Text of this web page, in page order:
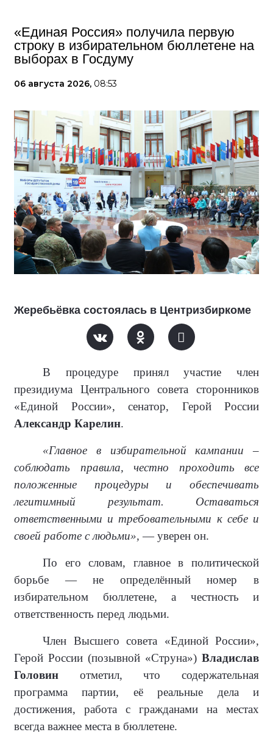
«Единая Россия» получила первую
строку в избирательном бюллетене на
выборах в Госдуму
06 августа 2026, 08:53
Жеребьёвка состоялась в Центризбиркоме
В процедуре принял участие член
президиума Центрального совета сторонников
«Единой России», сенатор, Герой России
Александр Карелин.
«Главное в избирательной кампании –
соблюдать правила, честно проходить все
положенные процедуры и обеспечивать
легитимный результат. Оставаться
ответственными и требовательными к себе и
своей работе с людьми», — уверен он.
По его словам, главное в политической
борьбе — не определённый номер в
избирательном бюллетене, а честность и
ответственность перед людьми.
Член Высшего совета «Единой России»,
Герой России (позывной «Струна») Владислав
Головин отметил, что содержательная
программа партии, её реальные дела и
достижения, работа с гражданами на местах
всегда важнее места в бюллетене.